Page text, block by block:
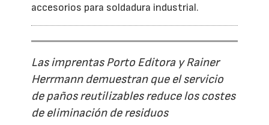
accesorios para soldadura industrial.
Las imprentas Porto Editora y Rainer
Herrmann demuestran que el servicio
de paños reutilizables reduce los costes
de eliminación de residuos